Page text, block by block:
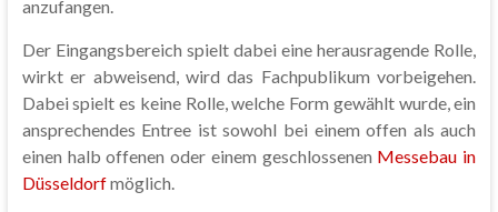
anzufangen.
Der Eingangsbereich spielt dabei eine herausragende Rolle,
wirkt er abweisend, wird das Fachpublikum vorbeigehen.
Dabei spielt es keine Rolle, welche Form gewählt wurde, ein
ansprechendes Entree ist sowohl bei einem offen als auch
einen halb offenen oder einem geschlossenen Messebau in
Düsseldorfmöglich.